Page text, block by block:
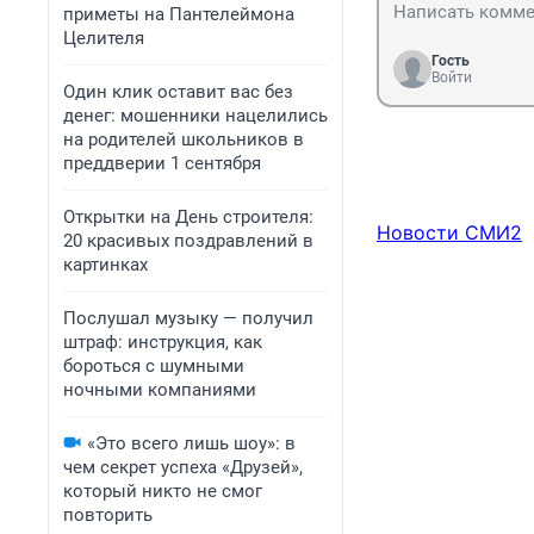
приметы на Пантелеймона
Целителя
Один клик оставит вас без
денег: мошенники нацелились
на родителей школьников в
преддверии 1 сентября
Открытки на День строителя:
20 красивых поздравлений в
картинках
Послушал музыку — получил
штраф: инструкция, как
бороться с шумными
ночными компаниями
«Это всего лишь шоу»: в
чем секрет успеха «Друзей»,
который никто не смог
повторить
Гость
Войти
Новости СМИ2